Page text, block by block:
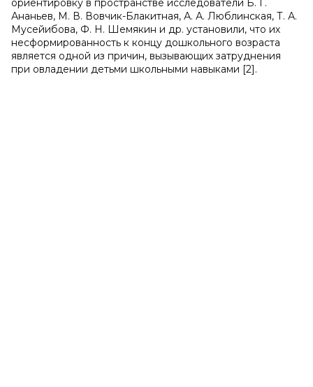
ориентировку в пространстве исследователи Б. Г.
Ананьев, М. В. Вовчик-Блакитная, А. А. Люблинская, Т. А.
Мусейибова, Ф. Н. Шемякин и др. установили, что их
несформированность к концу дошкольного возраста
является одной из причин, вызывающих затруднения
при овладении детьми школьными навыками [2].